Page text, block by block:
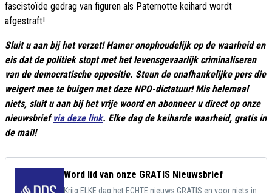
fascistoïde gedrag van figuren als Paternotte keihard wordt
afgestraft!
Sluit u aan bij het verzet! Hamer onophoudelijk op de waarheid en
eis dat de politiek stopt met het levensgevaarlijk criminaliseren
van de democratische oppositie. Steun de onafhankelijke pers die
weigert mee te buigen met deze NPO-dictatuur! Mis helemaal
niets, sluit u aan bij het vrije woord en abonneer u direct op onze
nieuwsbriefvia deze link. Elke dag de keiharde waarheid, gratis in
de mail!
Word lid van onze GRATIS Nieuwsbrief
Krijg ELKE dag het ECHTE nieuws GRATIS en voor niets in